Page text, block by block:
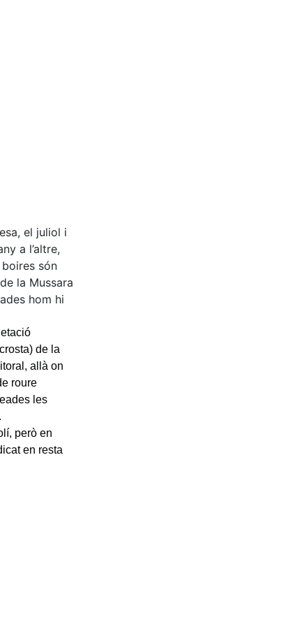
el juliol i
a l’altre,
són
la Mussara
hom hi
de la
allà on
roure
les
però en
en resta